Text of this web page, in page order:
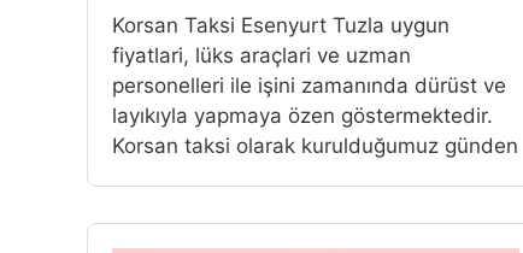
Korsan Taksi Esenyurt Tuzla uygun
fiyatlari, lüks araçlari ve uzman
personelleri ile işini zamanında dürüst ve
layıkıyla yapmaya özen göstermektedir.
Korsan taksi olarak kurulduğumuz günden